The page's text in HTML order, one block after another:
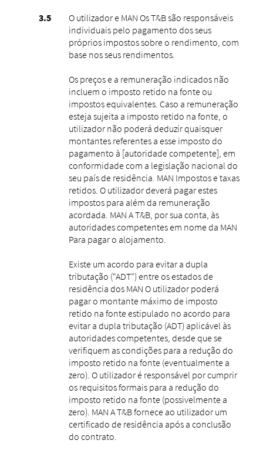
O utilizador e MAN Os T&B são responsáveis ​​
individuais pelo pagamento dos seus
próprios impostos sobre o rendimento, com
base nos seus rendimentos.
Os preços e a remuneração indicados não
incluem o imposto retido na fonte ou
impostos equivalentes. Caso a remuneração
esteja sujeita a imposto retido na fonte, o
utilizador não poderá deduzir quaisquer
montantes referentes a esse imposto do
pagamento à [autoridade competente], em
conformidade com a legislação nacional do
seu país de residência. MAN Impostos e taxas
retidos. O utilizador deverá pagar estes
impostos para além da remuneração
acordada. MAN A T&B, por sua conta, às
autoridades competentes em nome da MAN
Para pagar o alojamento.
Existe um acordo para evitar a dupla
tributação (“ADT”) entre os estados de
residência dos MAN O utilizador poderá
pagar o montante máximo de imposto
retido na fonte estipulado no acordo para
evitar a dupla tributação (ADT) aplicável às
autoridades competentes, desde que se
verifiquem as condições para a redução do
imposto retido na fonte (eventualmente a
zero). O utilizador é responsável por cumprir
os requisitos formais para a redução do
imposto retido na fonte (possivelmente a
zero). MAN A T&B fornece ao utilizador um
certificado de residência após a conclusão
do contrato.